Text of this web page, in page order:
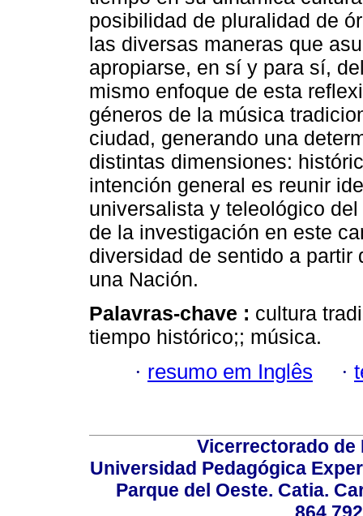
posibilidad de pluralidad de
las diversas maneras que
apropiarse, en sí y para sí,
mismo enfoque de esta
géneros de la música
ciudad, generando una
distintas dimensiones:
intención general es reunir
universalista y teleológico
de la investigación en este
diversidad de sentido a
una Nación.
Palavras-chave : cultura
tiempo histórico;; música.
· resumo em Inglês ·
Vicerrectorado
Universidad Pedagógica
Parque del Oeste. Catia.